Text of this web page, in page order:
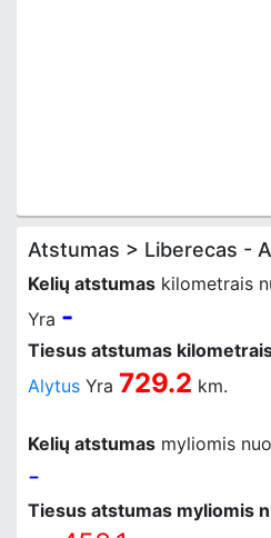
Atstumas > Liberecas -
Kelių atstumas kilometrais
Yra -
Tiesus atstumas
Alytus Yra 729.2 km.
Kelių atstumas myliomis nuo
-
Tiesus atstumas myliomis